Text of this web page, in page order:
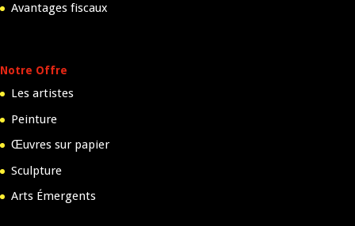
Avantages fiscaux
Notre Offre
Les artistes
Peinture
Œuvres sur papier
Sculpture
Arts Émergents